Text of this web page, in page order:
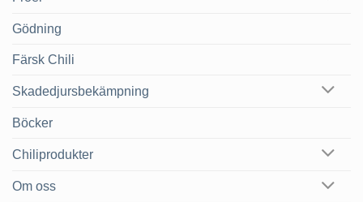
Gödning
Färsk Chili
Skadedjursbekämpning
Böcker
Chiliprodukter
Om oss